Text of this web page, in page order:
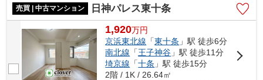
売買 | 中古マンション
日神パレス東十条
1,920万円
京浜東北線 「東十条 」駅 徒歩6分
南北線 「王子神谷 」駅 徒歩11分
埼京線 「十条 」駅 徒歩15分
2階 / 1K / 26.64㎡